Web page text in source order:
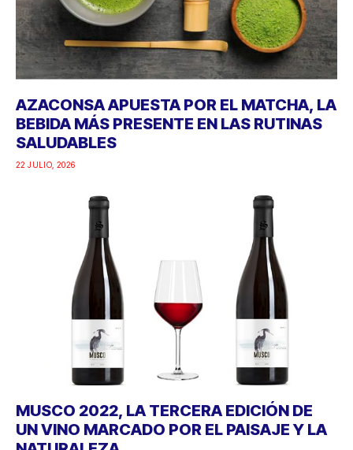
AZACONSA APUESTA POR EL MATCHA, LA
BEBIDA MÁS PRESENTE EN LAS RUTINAS
SALUDABLES
22 JULIO, 2026
MUSCO 2022, LA TERCERA EDICIÓN DE
UN VINO MARCADO POR EL PAISAJE Y LA